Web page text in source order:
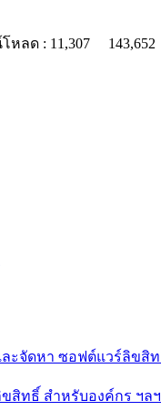
หลด : 11,307 143,652
สิทธิ์ สำหรับองค์กร ฯลฯ